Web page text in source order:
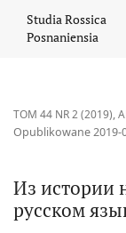
Studia Rossica
Posnaniensia
TOM 44 NR 2 (2019),
Из истории
русском
Opublikowane 2019-